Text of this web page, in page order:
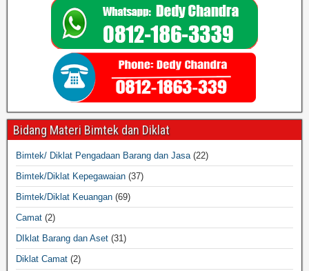
Bidang Materi Bimtek dan Diklat
Bimtek/ Diklat Pengadaan Barang dan Jasa(22)
Bimtek/Diklat Kepegawaian (37)
Bimtek/Diklat Keuangan (69)
Camat (2)
DIklat Barang dan Aset (31)
Diklat Camat (2)